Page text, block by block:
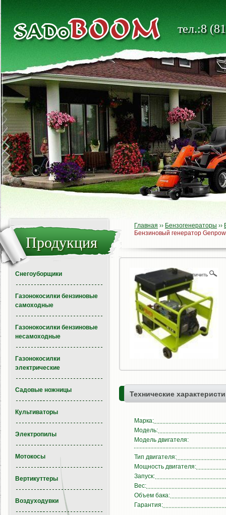
тел.:8
Главная ›› Бензогенераторы ››
Бензиновый генератор
Технические
Марка:
Модель:
Модель двигателя:
Тип двигателя:
Мощность двигателя:
Запуск:
Вес:
Объем бака:
Гарантия:
Продукция
Снегоуборщики
Газонокосилки бензиновые
самоходные
Газонокосилки бензиновые
несамоходные
Газонокосилки
электрические
Садовые ножницы
Культиваторы
Электропилы
Мотокосы
Вертикуттеры
Воздуходувки